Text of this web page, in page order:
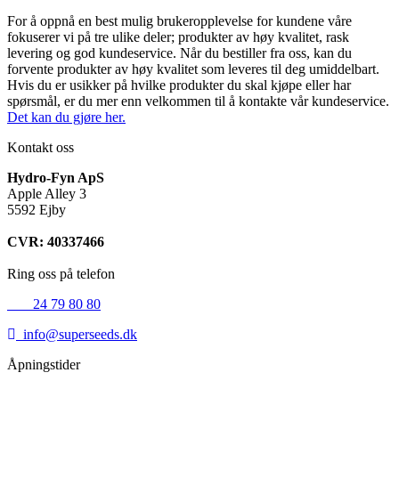
For å oppnå en best mulig brukeropplevelse for kundene våre
fokuserer vi på tre ulike deler; produkter av høy kvalitet, rask
levering og god kundeservice. Når du bestiller fra oss, kan du
forvente produkter av høy kvalitet som leveres til deg umiddelbart.
Hvis du er usikker på hvilke produkter du skal kjøpe eller har
spørsmål, er du mer enn velkommen til å kontakte vår kundeservice.
Det kan du gjøre her.
Kontakt oss
Hydro-Fyn ApS
Apple Alley 3
5592 Ejby
CVR: 40337466
Ring oss på telefon
24 79 80 80
info@superseeds.dk
Åpningstider